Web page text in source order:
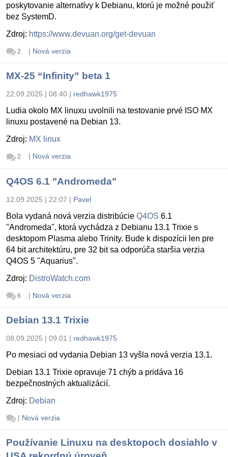
poskytovanie alternatívy k Debianu, ktorú je možné použiť
bez SystemD.
Zdroj: https://www.devuan.org/get-devuan
2 | Nová verzia
MX-25 “Infinity” beta 1
22.09.2025 | 08:40 | redhawk1975
Ludia okolo MX linuxu uvolnili na testovanie prvé ISO MX
linuxu postavené na Debian 13.
Zdroj: MX linux
2 | Nová verzia
Q4OS 6.1 "Andromeda"
12.09.2025 | 22:07 | Pavel
Bola vydaná nová verzia distribúcie Q4OS 6.1
"Andromeda", ktorá vychádza z Debianu 13.1 Trixie s
desktopom Plasma alebo Trinity. Bude k dispozícii len pre
64 bit architektúru, pre 32 bit sa odporúča staršia verzia
Q4OS 5 "Aquarius".
Zdroj: DistroWatch.com
6 | Nová verzia
Debian 13.1 Trixie
08.09.2025 | 09:01 | redhawk1975
Po mesiaci od vydania Debian 13 vyšla nová verzia 13.1.
Debian 13.1 Trixie opravuje 71 chýb a pridáva 16
bezpečnostných aktualizácií.
Zdroj: Debian
| Nová verzia
Používanie Linuxu na desktopoch dosiahlo v